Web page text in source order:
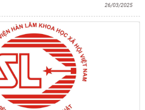
26/03/2025